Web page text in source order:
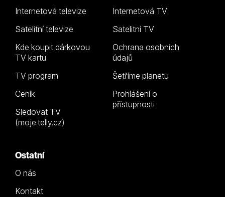
Internetová televize
Satelitní televize
Kde koupit dárkovou
TV kartu
TV program
Ceník
Sledovat TV
(moje.telly.cz)
Internetová TV
Satelitní TV
Ochrana osobních
údajů
Šetříme planetu
Prohlášení o
přístupnosti
Ostatní
O nás
Kontakt